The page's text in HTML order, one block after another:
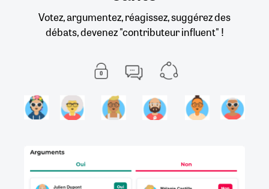
Votez, argumentez, réagissez, suggérez des
débats, devenez "contributeur influent" !